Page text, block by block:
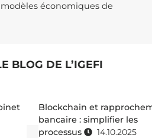
économiques de
BLOG DE L’IGEFI
Blockchain et
bancaire : simplifier les
processus
14.10.2025